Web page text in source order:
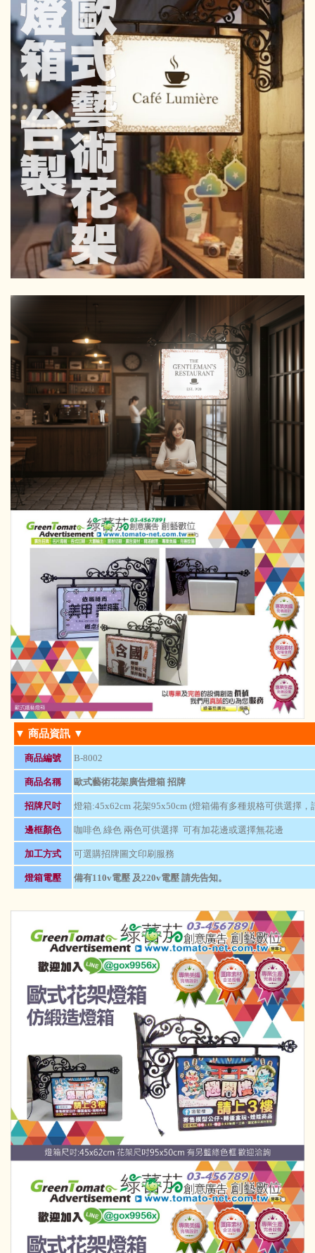
▼ 商品資訊 ▼
商品編號 B-8002
商品名稱 歐式藝術花架廣告燈箱 招牌
招牌尺吋 燈箱:45x62cm 花架95x50cm (燈箱備有多種規格可供選擇，
邊框顏色 咖啡色 綠色 兩色可供選擇 可有加花邊或選擇無花邊
加工方式 可選購招牌圖文印刷服務
燈箱電壓 備有110v電壓 及220v電壓 請先告知。